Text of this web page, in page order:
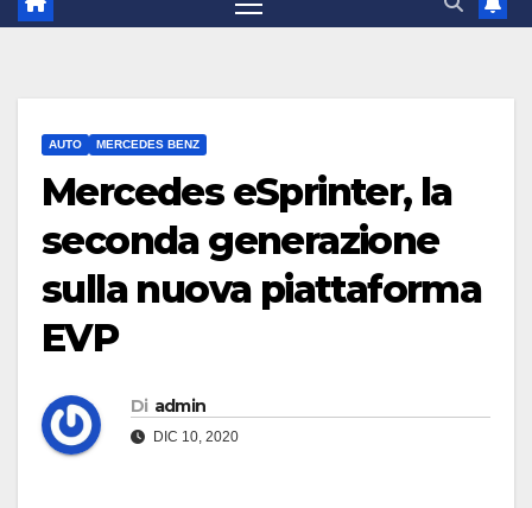
AUTO MERCEDES BENZ
Mercedes eSprinter, la
seconda generazione
sulla nuova piattaforma
EVP
Di admin
DIC 10, 2020